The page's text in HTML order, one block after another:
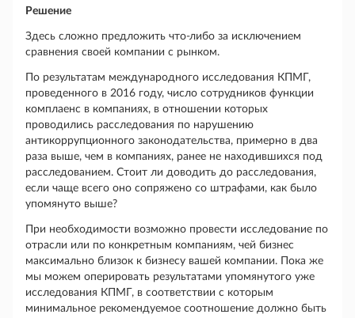
Решение
Здесь сложно предложить что-либо за исключением
сравнения своей компании с рынком.
По результатам международного исследования КПМГ,
проведенного в 2016 году, число сотрудников функции
комплаенс в компаниях, в отношении которых
проводились расследования по нарушению
антикоррупционного законодательства, примерно в два
раза выше, чем в компаниях, ранее не находившихся под
расследованием. Стоит ли доводить до расследования,
если чаще всего оно сопряжено со штрафами, как было
упомянуто выше?
При необходимости возможно провести исследование по
отрасли или по конкретным компаниям, чей бизнес
максимально близок к бизнесу вашей компании. Пока же
мы можем оперировать результатами упомянутого уже
исследования КПМГ, в соответствии с которым
минимальное рекомендуемое соотношение должно быть